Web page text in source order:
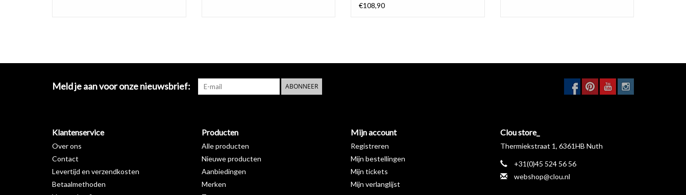
€108,90
Meld je aan voor onze nieuwsbrief: ABONNEER
Klantenservice
Over ons
Contact
Levertijd en verzendkosten
Betaalmethoden
Producten
Alle producten
Nieuwe producten
Aanbiedingen
Merken
Mijn account
Registreren
Mijn bestellingen
Mijn tickets
Mijn verlanglijst
Clou store_
Thermiekstraat 1, 6361HB Nuth
+31(0)45 524 56 56
webshop@clou.nl